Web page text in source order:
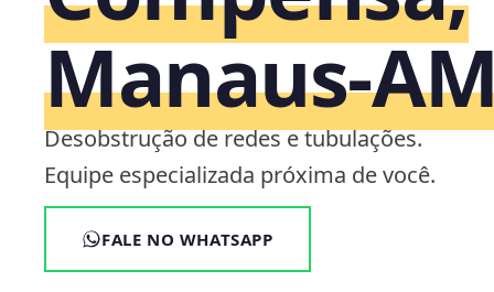
Desobstrução de redes e tubulações.
Equipe especializada próxima de você.
FALE NO WHATSAPP